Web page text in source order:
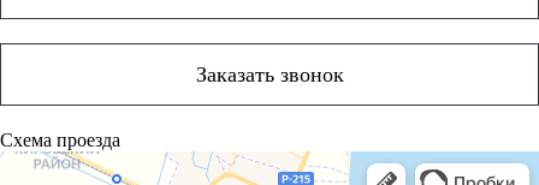
Заказать звонок
Схема проезда